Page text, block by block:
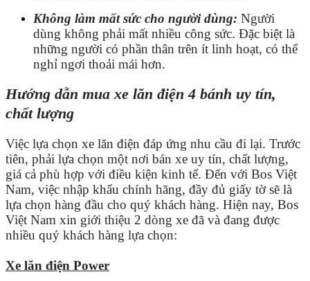
Không làm mất sức cho người dùng: Người
dùng không phải mất nhiều công sức. Đặc biệt là
những người có phần thân trên ít linh hoạt, có thể
nghỉ ngơi thoải mái hơn.
Hướng dẫn mua xe lăn điện 4 bánh uy tín,
chất lượng
Việc lựa chọn xe lăn điện đáp ứng nhu cầu đi lại. Trước
tiên, phải lựa chọn một nơi bán xe uy tín, chất lượng,
giá cả phù hợp với điều kiện kinh tế. Đến với Bos Việt
Nam, việc nhập khẩu chính hãng, đầy đủ giấy tờ sẽ là
lựa chọn hàng đầu cho quý khách hàng. Hiện nay, Bos
Việt Nam xin giới thiệu 2 dòng xe đã và đang được
nhiều quý khách hàng lựa chọn:
Xe lăn điện Power